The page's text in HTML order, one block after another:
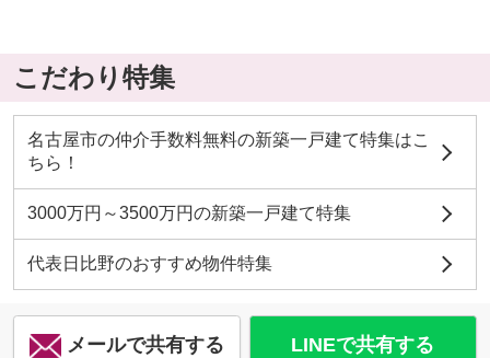
こだわり特集
名古屋市の仲介手数料無料の新築一戸建て特集はこ
ちら！
3000万円～3500万円の新築一戸建て特集
代表日比野のおすすめ物件特集
メールで共有する LINEで共有する